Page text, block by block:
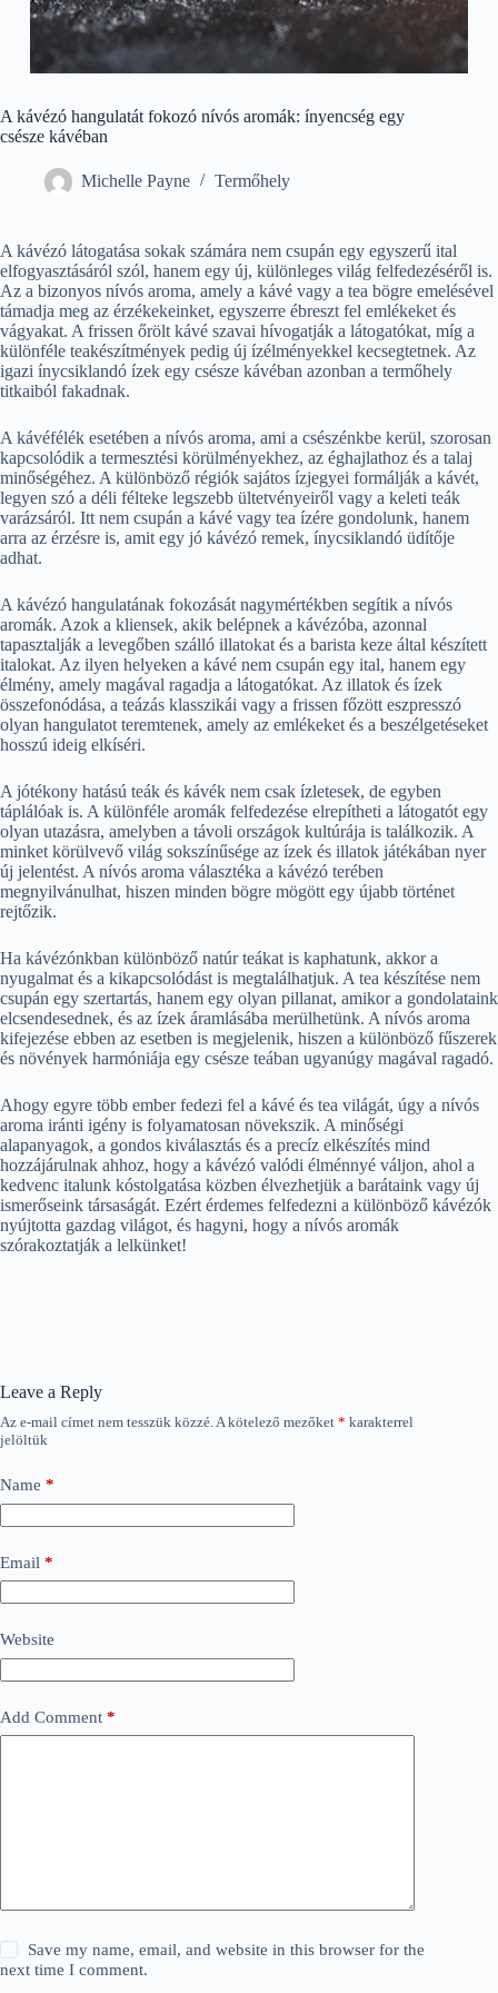
A kávézó hangulatát fokozó nívós aromák: ínyencség egy
csésze kávéban
Michelle Payne Termőhely
A kávézó látogatása sokak számára nem csupán egy egyszerű ital
elfogyasztásáról szól, hanem egy új, különleges világ felfedezéséről is.
Az a bizonyos nívós aroma, amely a kávé vagy a tea bögre emelésével
támadja meg az érzékekeinket, egyszerre ébreszt fel emlékeket és
vágyakat. A frissen őrölt kávé szavai hívogatják a látogatókat, míg a
különféle teakészítmények pedig új ízélményekkel kecsegtetnek. Az
igazi ínycsiklandó ízek egy csésze kávéban azonban a termőhely
titkaiból fakadnak.
A kávéfélék esetében a nívós aroma, ami a csészénkbe kerül, szorosan
kapcsolódik a termesztési körülményekhez, az éghajlathoz és a talaj
minőségéhez. A különböző régiók sajátos ízjegyei formálják a kávét,
legyen szó a déli félteke legszebb ültetvényeiről vagy a keleti teák
varázsáról. Itt nem csupán a kávé vagy tea ízére gondolunk, hanem
arra az érzésre is, amit egy jó kávézó remek, ínycsiklandó üdítője
adhat.
A kávézó hangulatának fokozását nagymértékben segítik a nívós
aromák. Azok a kliensek, akik belépnek a kávézóba, azonnal
tapasztalják a levegőben szálló illatokat és a barista keze által készített
italokat. Az ilyen helyeken a kávé nem csupán egy ital, hanem egy
élmény, amely magával ragadja a látogatókat. Az illatok és ízek
összefonódása, a teázás klasszikái vagy a frissen főzött eszpresszó
olyan hangulatot teremtenek, amely az emlékeket és a beszélgetéseket
hosszú ideig elkíséri.
A jótékony hatású teák és kávék nem csak ízletesek, de egyben
táplálóak is. A különféle aromák felfedezése elrepítheti a látogatót egy
olyan utazásra, amelyben a távoli országok kultúrája is találkozik. A
minket körülvevő világ sokszínűsége az ízek és illatok játékában nyer
új jelentést. A nívós aroma választéka a kávézó terében
megnyilvánulhat, hiszen minden bögre mögött egy újabb történet
rejtőzik.
Ha kávézónkban különböző natúr teákat is kaphatunk, akkor a
nyugalmat és a kikapcsolódást is megtalálhatjuk. A tea készítése nem
csupán egy szertartás, hanem egy olyan pillanat, amikor a gondolataink
elcsendesednek, és az ízek áramlásába merülhetünk. A nívós aroma
kifejezése ebben az esetben is megjelenik, hiszen a különböző fűszerek
és növények harmóniája egy csésze teában ugyanúgy magával ragadó.
Ahogy egyre több ember fedezi fel a kávé és tea világát, úgy a nívós
aroma iránti igény is folyamatosan növekszik. A minőségi
alapanyagok, a gondos kiválasztás és a precíz elkészítés mind
hozzájárulnak ahhoz, hogy a kávézó valódi élménnyé váljon, ahol a
kedvenc italunk kóstolgatása közben élvezhetjük a barátaink vagy új
ismerőseink társaságát. Ezért érdemes felfedezni a különböző kávézók
nyújtotta gazdag világot, és hagyni, hogy a nívós aromák
szórakoztatják a lelkünket!
Leave a Reply
Az e-mail címet nem tesszük közzé.A kötelező mezőket * karakterrel
jelöltük
Name *
Email *
Website
Add Comment *
Save my name, email, and website in this browser for the
next time I comment.